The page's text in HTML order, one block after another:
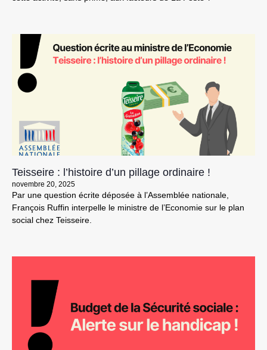
Teisseire : l’histoire d’un pillage ordinaire !
novembre 20, 2025
Par une question écrite déposée à l’Assemblée nationale,
François Ruffin interpelle le ministre de l’Economie sur le plan
social chez Teisseire.